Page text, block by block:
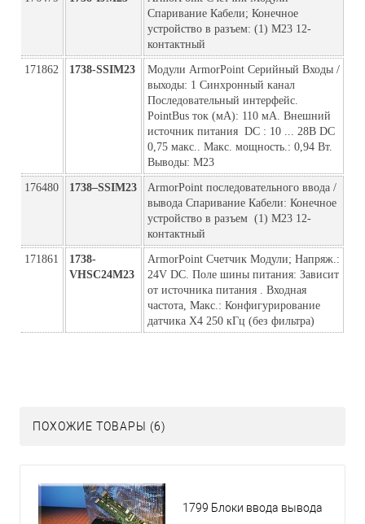
Спаривание Кабели; Конечное
устройство в разъем: (1) M23 12-
контактный
171862 1738-SSIM23
Модули ArmorPoint Серийный Входы /
выходы: 1 Синхронный канал
Последовательный интерфейс.
PointBus ток (мА): 110 мА. Внешний
источник питания  DC : 10 ... 28В DC
0,75 макс.. Макс. мощность.: 0,94 Вт.
Выводы: M23
176480 1738–SSIM23
ArmorPoint последовательного ввода /
вывода Спаривание Кабели: Конечное
устройство в разъем  (1) M23 12-
контактный
171861
1738-
VHSC24M23
ArmorPoint Счетчик Модули; Напряж.:
24V DC. Поле шины питания: Зависит
от источника питания . Входная
частота, Макс.: Конфигурирование
датчика X4 250 кГц (без фильтра)
ПОХОЖИЕ ТОВАРЫ (6)
1799 Блоки ввода вывода